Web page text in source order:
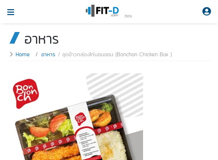
Beta
อาหาร
Home อาหาร ชุดข้าวกล่องไก่บอนชอน (Bonchon Chicken Box )